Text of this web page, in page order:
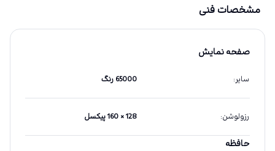
مشخصات فنی
صفحه نمایش
سایر: 65000 رنگ
رزولوشن: 128 × 160 پیکسل
حافظه